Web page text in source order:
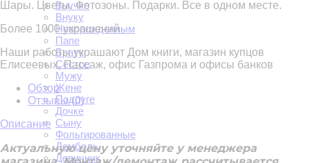
Внучке
Внуку
Новорожденным
Папе
Брату
Сестре
Мужу
Жене
Подруге
Дочке
Сыну
Фольгированные
Дембель
Девичник
Шары. Цветы. Фотозоны. Подарки. Все в одном месте.
Более 1000 украшений
Наши работы украшают Дом книги, магазин купцов
Елисеевых, Пассаж, офис Газпрома и офисы банков
Обзор
Отзывы (0)
Описание
Актуальную цену уточняйте у менеджера